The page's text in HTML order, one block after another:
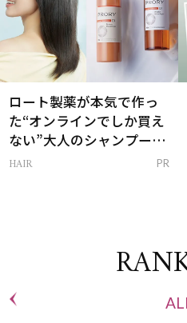
ロート製薬が本気で作っ
た“オンラインでしか買え
ない”大人のシャンプー＆
トリートメントって？
HAIR PR